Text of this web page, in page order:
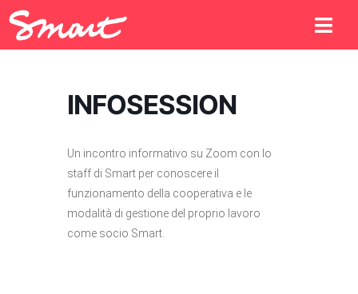
INFOSESSION
Un incontro informativo su Zoom con lo
staff di Smart per conoscere il
funzionamento della cooperativa e le
modalità di gestione del proprio lavoro
come socio Smart.